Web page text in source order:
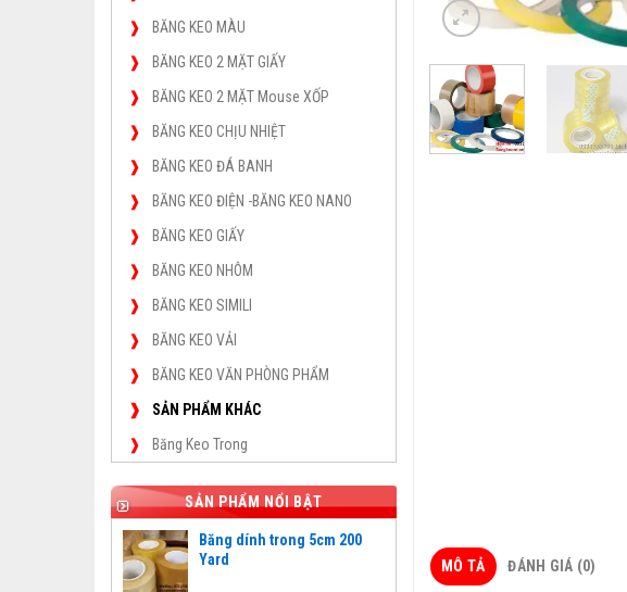
BĂNG KEO MÀU
BĂNG KEO 2 MẶT GIẤY
BĂNG KEO 2 MẶT Mouse XỐP
BĂNG KEO CHỊU NHIỆT
BĂNG KEO ĐÁ BANH
BĂNG KEO ĐIỆN -BĂNG KEO NANO
BĂNG KEO GIẤY
BĂNG KEO NHÔM
BĂNG KEO SIMILI
BĂNG KEO VẢI
BĂNG KEO VĂN PHÒNG PHẨM
SẢN PHẨM KHÁC
Băng Keo Trong
SẢN PHẨM NỔI BẬT
Băng dính trong 5cm 200
Yard
MÔ TẢ ĐÁNH GIÁ (0)